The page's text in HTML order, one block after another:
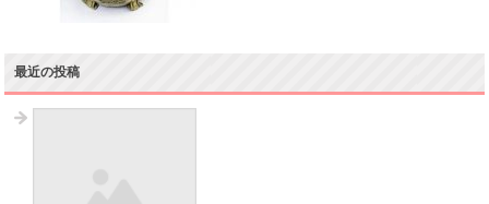
最近の投稿